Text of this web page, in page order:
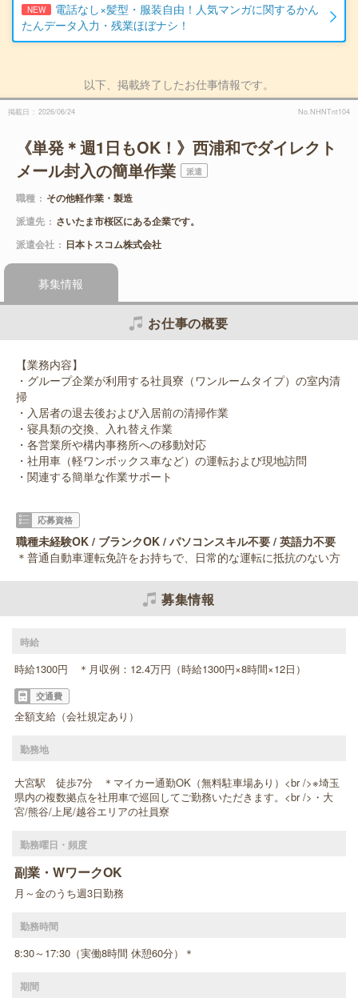
NEW
電話なし×髪型・服装自由！人気マンガに関するかん
たんデータ入力・残業ほぼナシ！
以下、掲載終了したお仕事情報です。
掲載日 2026/06/24 No.NHNTnt104
《単発＊週1日もOK！》西浦和でダイレクト
メール封入の簡単作業
派遣
職種
その他軽作業・製造
派遣先
さいたま市桜区にある企業です。
派遣会社
日本トスコム株式会社
募集情報
お仕事の概要
【業務内容】
・グループ企業が利用する社員寮（ワンルームタイプ）の室内清
掃
・入居者の退去後および入居前の清掃作業
・寝具類の交換、入れ替え作業
・各営業所や構内事務所への移動対応
・社用車（軽ワンボックス車など）の運転および現地訪問
・関連する簡単な作業サポート
応募資格
職種未経験OK / ブランクOK / パソコンスキル不要 / 英語力不要
＊普通自動車運転免許をお持ちで、日常的な運転に抵抗のない方
募集情報
時給
時給1300円 ＊月収例：12.4万円（時給1300円×8時間×12日）
交通費
全額支給（会社規定あり）
勤務地
大宮駅 徒歩7分 ＊マイカー通勤OK（無料駐車場あり）<br />※埼玉
県内の複数拠点を社用車で巡回してご勤務いただきます。<br />・大
宮/熊谷/上尾/越谷エリアの社員寮
勤務曜日・頻度
副業・WワークOK
月～金のうち週3日勤務
勤務時間
8:30～17:30（実働8時間 休憩60分）＊
期間